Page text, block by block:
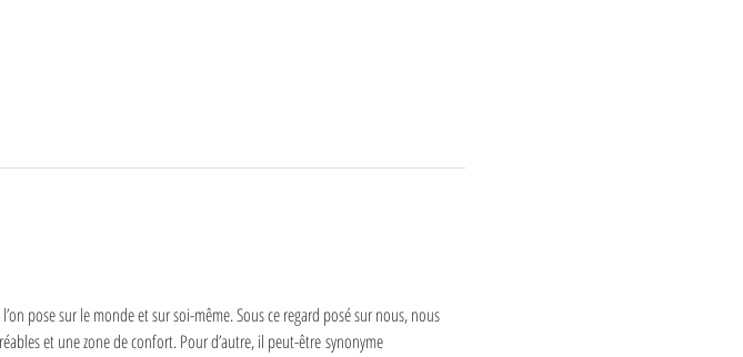
pose sur le monde et sur soi-même. Sous ce regard posé sur nous, nous
et une zone de confort. Pour d’autre, il peut-être synonyme